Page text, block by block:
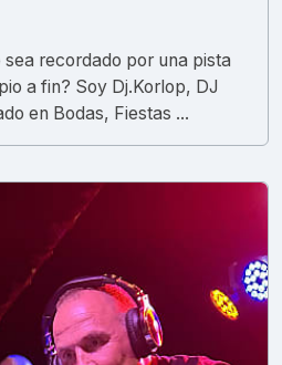
recordado por una pista
a fin? Soy Dj.Korlop, DJ
en Bodas, Fiestas ...